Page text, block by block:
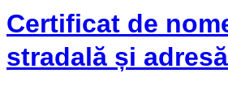
Certificat de
stradală și adresă